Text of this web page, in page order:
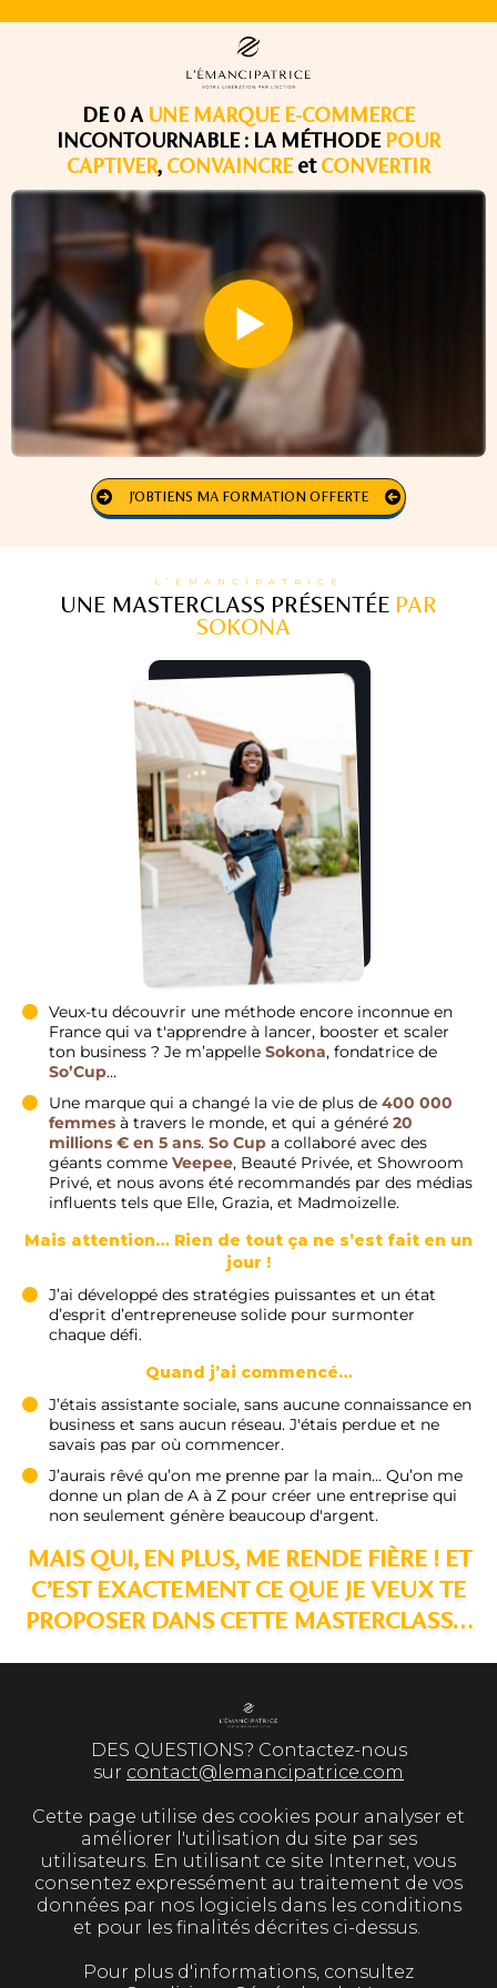
DE 0 A UNE MARQUE E-COMMERCE
INCONTOURNABLE : LA MÉTHODE POUR
CAPTIVER, CONVAINCREetCONVERTIR
J'OBTIENS MA FORMATION OFFERTE
L’ÉMANCIPATRICE
UNE MASTERCLASS PRÉSENTÉE PAR
SOKONA
Veux-tu découvrir une méthode encore inconnue en
France qui va t'apprendre à lancer, booster et scaler
ton business ? Je m’appelle Sokona, fondatrice de
So’Cup…
Une marque qui a changé la vie de plus de 400 000
femmes à travers le monde, et qui a généré 20
millions € en 5 ans. So Cup a collaboré avec des
géants comme Veepee, Beauté Privée, et Showroom
Privé, et nous avons été recommandés par des médias
influents tels que Elle, Grazia, et Madmoizelle.
Mais attention… Rien de tout ça ne s’est fait en un
jour !
J’ai développé des stratégies puissantes et un état
d’esprit d’entrepreneuse solide pour surmonter
chaque défi.
Quand j’ai commencé…
J’étais assistante sociale, sans aucune connaissance en
business et sans aucun réseau. J'étais perdue et ne
savais pas par où commencer.
J’aurais rêvé qu’on me prenne par la main… Qu’on me
donne un plan de A à Z pour créer une entreprise qui
non seulement génère beaucoup d'argent.
MAIS QUI, EN PLUS, ME RENDE FIÈRE ! ET
C’EST EXACTEMENT CE QUE JE VEUX TE
PROPOSER DANS CETTE MASTERCLASS…
DES QUESTIONS? Contactez-nous
sur contact@lemancipatrice.com
Cette page utilise des cookies pour analyser et
améliorer l'utilisation du site par ses
utilisateurs. En utilisant ce site Internet, vous
consentez expressément au traitement de vos
données par nos logiciels dans les conditions
et pour les finalités décrites ci-dessus.
Pour plus d'informations, consultez